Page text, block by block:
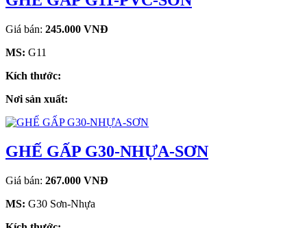
Giá bán: 245.000 VNĐ
MS: G11
Kích thước:
Nơi sản xuất:
GHẾ GẤP G30-NHỰA-SƠN
Giá bán: 267.000 VNĐ
MS: G30 Sơn-Nhựa